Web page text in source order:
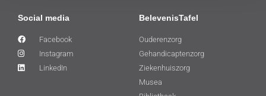
Social media
Facebook
Instagram
LinkedIn
BelevenisTafel
Ouderenzorg
Gehandicaptenzorg
Ziekenhuiszorg
Musea